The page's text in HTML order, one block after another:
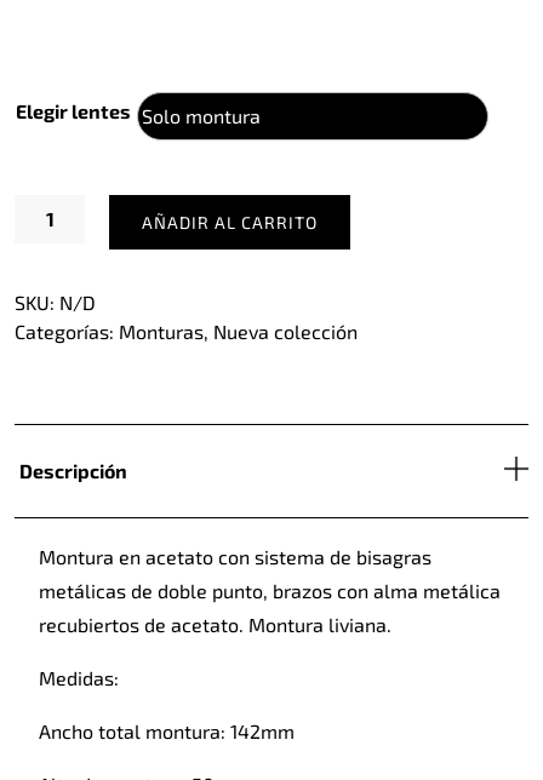
Elegir lentes
Dann
AÑADIR AL CARRITO
SKU: N/D
Categorías: Monturas, Nueva colección
Descripción
Montura en acetato con sistema de bisagras
metálicas de doble punto, brazos con alma metálica
recubiertos de acetato. Montura liviana.
Medidas:
Ancho total montura: 142mm